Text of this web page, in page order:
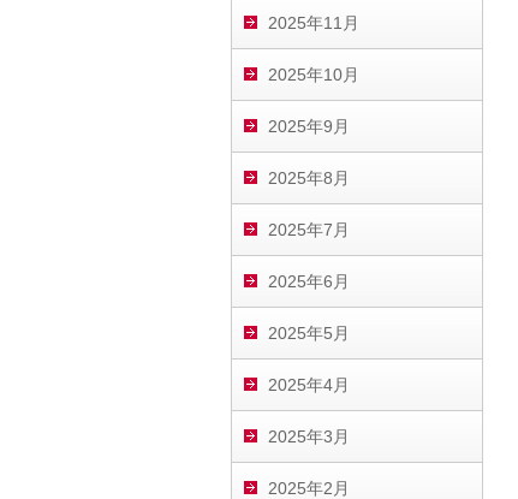
2025年11月
2025年10月
2025年9月
2025年8月
2025年7月
2025年6月
2025年5月
2025年4月
2025年3月
2025年2月